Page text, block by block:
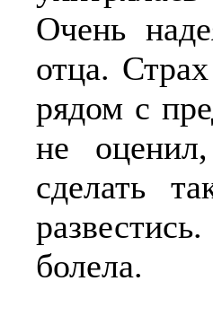
Очень
отца.
рядом с
не
сделать
болела.